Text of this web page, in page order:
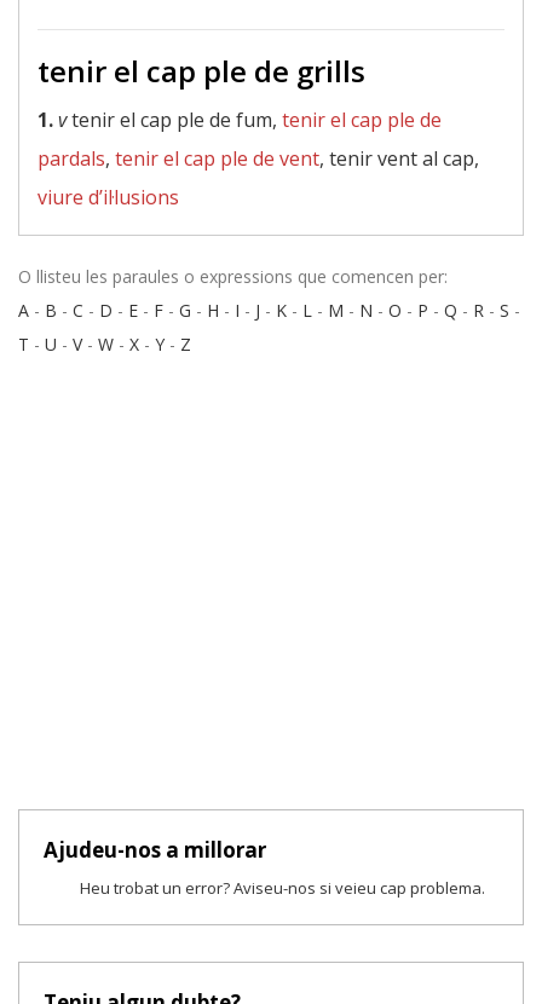
tenir el cap ple de grills
1.vtenir el cap ple de fum, tenir el cap ple de
pardals, tenir el cap ple de vent, tenir vent al cap,
viure d’il·lusions
O llisteu les paraules o expressions que comencen per:
A - B - C - D - E - F - G - H - I - J - K - L - M - N - O - P - Q - R - S -
T - U - V- W - X - Y - Z
Ajudeu-nos a millorar
Heu trobat un error? Aviseu-nos si veieu cap problema.